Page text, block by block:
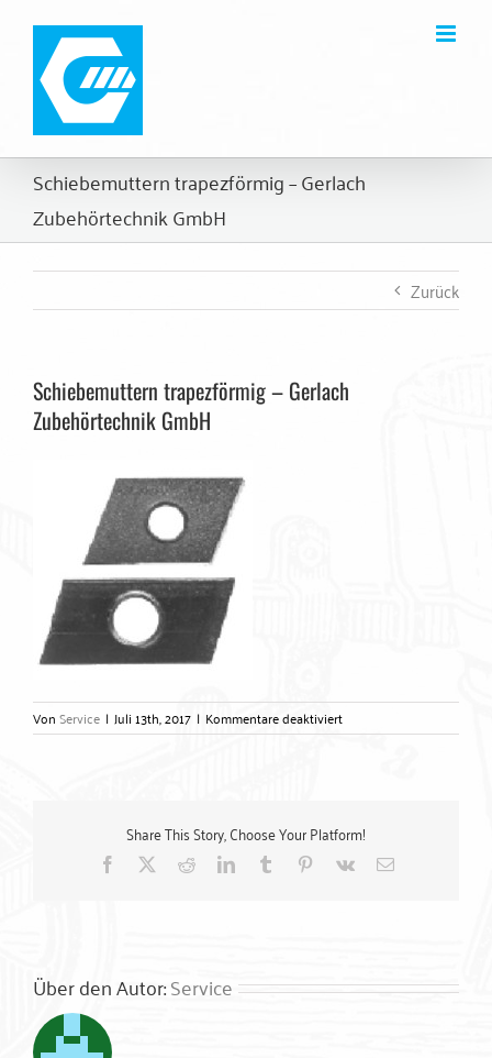
Inhalt
springen
Schiebemuttern trapezförmig – Gerlach
Zubehörtechnik GmbH
Zurück
Schiebemuttern trapezförmig – Gerlach
Zubehörtechnik GmbH
VonService | Juli 13th, 2017 | Kommentare deaktiviertfür
Schiebemuttern
GmbH
Share This Story, Choose Your Platform!
Facebook RedditLinkedInTumblr Pinterest
Vk
E-
Über den Autor:Service